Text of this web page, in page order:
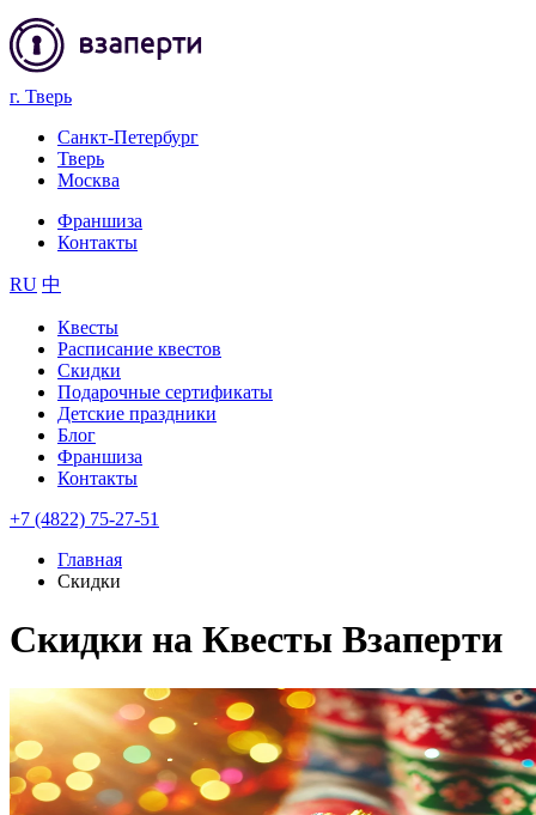
г. Тверь
Санкт-Петербург
Тверь
Москва
Франшиза
Контакты
RU 中
Квесты
Расписание квестов
Скидки
Подарочные сертификаты
Детские праздники
Блог
Франшиза
Контакты
+7 (4822) 75-27-51
Главная
Скидки
Скидки на Квесты Взаперти